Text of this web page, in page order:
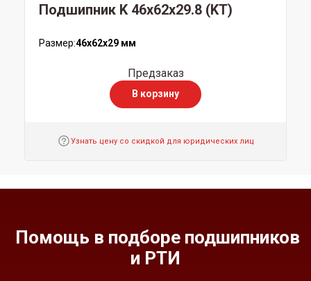
Подшипник K 46x62x29.8 (KT)
Размер:46x62x29 мм
Предзаказ
В корзину
Узнать цену со скидкой для юридических лиц
Помощь в подборе подшипников
и РТИ